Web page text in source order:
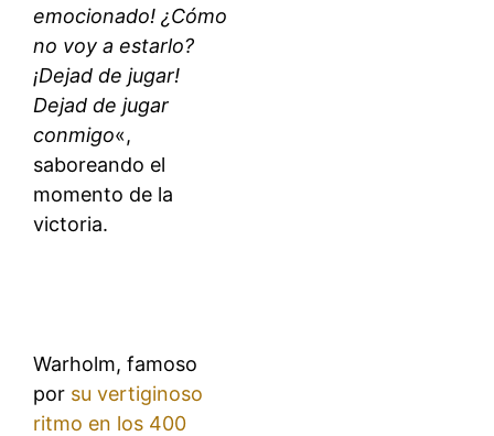
emocionado! ¿Cómo
no voy a estarlo?
¡Dejad de jugar!
Dejad de jugar
conmigo«,
saboreando el
momento de la
victoria.
Warholm, famoso
por su vertiginoso
ritmo en los 400